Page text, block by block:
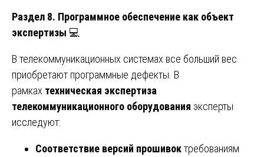
Раздел 8. Программное обеспечение как объект
экспертизы 💻
В телекоммуникационных системах все больший вес
приобретают программные дефекты. В
рамках техническая экспертиза
телекоммуникационного оборудования эксперты
исследуют:
Соответствие версий прошивоктребованиям